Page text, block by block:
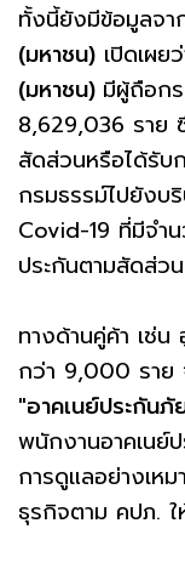
ทั้งนี้ยังมีข้อมูลจา
(มหาชน) เปิดเผย
(มหาชน) มีผู้ถือก
8,629,036 ราย
สัดส่วนหรือได้รับ
กรมธรรม์ไปยังบ
Covid-19 ที่มีจำน
ประกันตามสัดส่วน
ทางด้านคู่ค้า เช่
กว่า 9,000 ราย
"อาคเนย์ประกันภั
พนักงานอาคเนย์
การดูแลอย่างเห
ธุรกิจตาม คปภ. ใ